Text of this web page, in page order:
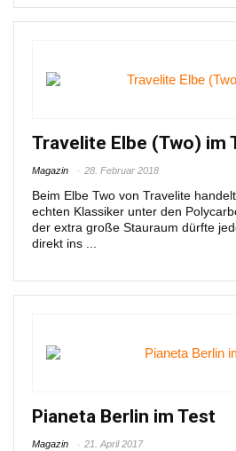
Travelite Elbe (Two) im
Magazin 28. Februar 2018
Beim Elbe Two von Travelite
echten Klassiker unter den
der extra große Stauraum dürfte
direkt ins ...
Pianeta Berlin im Test
Magazin 21. April 2017